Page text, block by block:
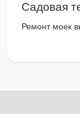
Садовая
Ремонт моек